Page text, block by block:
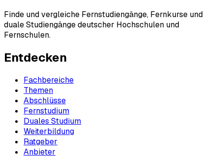
Finde und vergleiche Fernstudiengänge, Fernkurse und
duale Studiengänge deutscher Hochschulen und
Fernschulen.
Entdecken
Fachbereiche
Themen
Abschlüsse
Fernstudium
Duales Studium
Weiterbildung
Ratgeber
Anbieter